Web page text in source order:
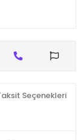
Seçenekleri